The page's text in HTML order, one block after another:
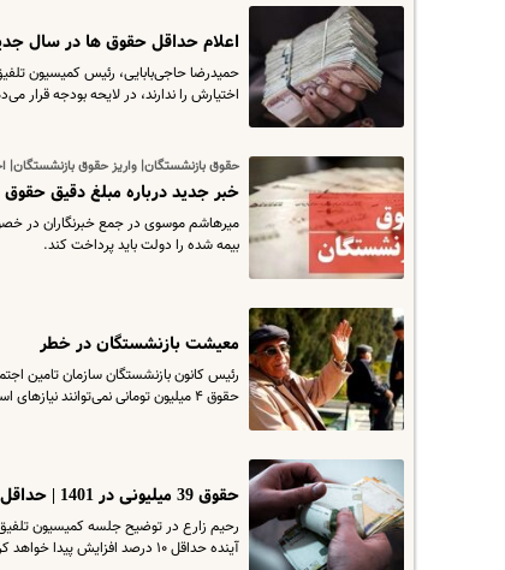
اعلام حداقل حقوق ها در سال
اختیارش را ندارند، در لایحه بودجه قرار
حقوق بازنشستگان| واریز حقوق بازنشستگان|
خبر جدید درباره مبلغ دقیق حقوق
میرهاشم موسوی در جمع خبرنگاران در
بیمه‌ شده را دولت باید پرداخت کند.
معیشت بازنشستگان در خطر
حقوق ۴ میلیون تومانی نمی‌توانند نیازهای اساسی زندگی خود را تامین کنند.
حقوق 39 میلیونی در 1401 | حداقل حقوق بازنشستگان و کارکنان در 1401
آینده حداقل ۱۰ درصد افزایش پیدا خواهد کرد.